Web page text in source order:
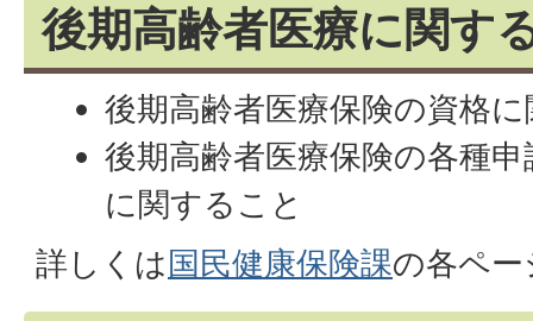
後期高齢者医療に関す
後期高齢者医療保険の資格
後期高齢者医療保険の各種
に関すること
詳しくは国民健康保険課の各ペ